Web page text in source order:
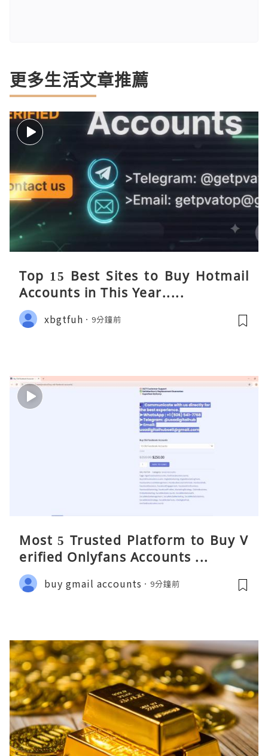
更多生活文章推薦
Top 15 Best Sites to Buy Hotmail
Accounts in This Year.....
xbgtfuh 9分鐘前
Most 5 Trusted Platform to Buy V
erified Onlyfans Accounts ...
buy gmail accounts 9分鐘前